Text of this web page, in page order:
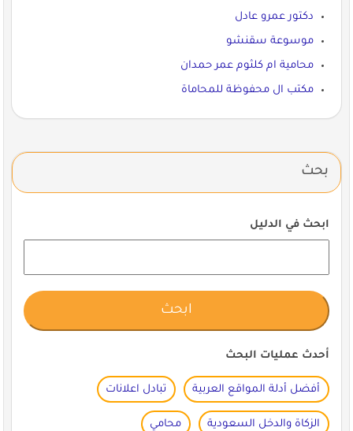
دكتور عمرو عادل
موسوعة سقنشو
محامية ام كلثوم عمر حمدان
مكتب ال محفوظة للمحاماة
بحث
ابحث في الدليل
أحدث عمليات البحث
أفضل أدلة المواقع العربية تبادل اعلانات
الزكاة والدخل السعودية محامي